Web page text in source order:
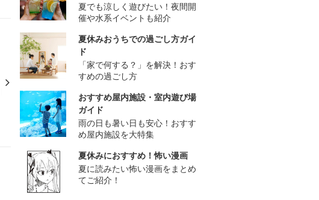
夏でも涼しく遊びたい！夜間開
催や水系イベントも紹介
夏休みおうちでの過ごし方ガイ
ド
「家で何する？」を解決！おす
すめの過ごし方
おすすめ屋内施設・室内遊び場
ガイド
雨の日も暑い日も安心！おすす
め屋内施設を大特集
夏休みにおすすめ！怖い漫画
夏に読みたい怖い漫画をまとめ
てご紹介！